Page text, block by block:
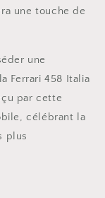
une touche de
une
Ferrari 458 Italia
par cette
célébrant la
plus